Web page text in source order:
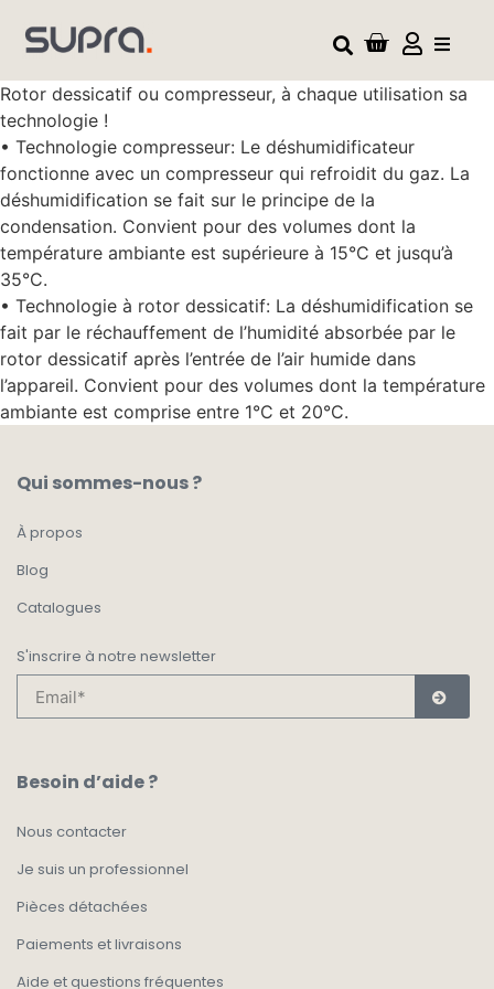
Rotor dessicatif ou compresseur, à chaque utilisation sa
technologie !
• Technologie compresseur: Le déshumidificateur
fonctionne avec un compresseur qui refroidit du gaz. La
déshumidification se fait sur le principe de la
condensation. Convient pour des volumes dont la
température ambiante est supérieure à 15°C et jusqu’à
35°C.
• Technologie à rotor dessicatif: La déshumidification se
fait par le réchauffement de l’humidité absorbée par le
rotor dessicatif après l’entrée de l’air humide dans
l’appareil. Convient pour des volumes dont la température
ambiante est comprise entre 1°C et 20°C.
Qui sommes-nous ?
À propos
Blog
Catalogues
S'inscrire à notre newsletter
Besoin d’aide ?
Nous contacter
Je suis un professionnel
Pièces détachées
Paiements et livraisons
Aide et questions fréquentes